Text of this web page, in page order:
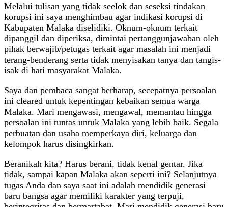
Melalui tulisan yang tidak seelok dan seseksi tindakan
korupsi ini saya menghimbau agar indikasi korupsi di
Kabupaten Malaka diselidiki. Oknum-oknum terkait
dipanggil dan diperiksa, dimintai pertanggunjawaban oleh
pihak berwajib/petugas terkait agar masalah ini menjadi
terang-benderang serta tidak menyisakan tanya dan tangis-
isak di hati masyarakat Malaka.
Saya dan pembaca sangat berharap, secepatnya persoalan
ini cleared untuk kepentingan kebaikan semua warga
Malaka. Mari mengawasi, mengawal, memantau hingga
persoalan ini tuntas untuk Malaka yang lebih baik. Segala
perbuatan dan usaha memperkaya diri, keluarga dan
kelompok harus disingkirkan.
Beranikah kita? Harus berani, tidak kenal gentar. Jika
tidak, sampai kapan Malaka akan seperti ini? Selanjutnya
tugas Anda dan saya saat ini adalah mendidik generasi
baru bangsa agar memiliki karakter yang terpuji,